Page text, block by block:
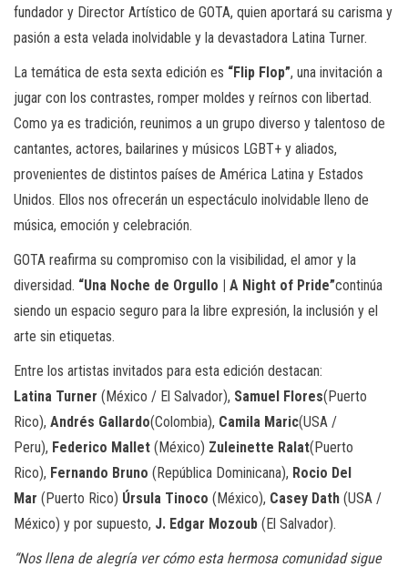
fundador y Director Artístico de GOTA, quien aportará su carisma y
pasión a esta velada inolvidable y la devastadora Latina Turner.
La temática de esta sexta edición es “Flip Flop”, una invitación a
jugar con los contrastes, romper moldes y reírnos con libertad.
Como ya es tradición, reunimos a un grupo diverso y talentoso de
cantantes, actores, bailarines y músicos LGBT+ y aliados,
provenientes de distintos países de América Latina y Estados
Unidos. Ellos nos ofrecerán un espectáculo inolvidable lleno de
música, emoción y celebración.
GOTA reafirma su compromiso con la visibilidad, el amor y la
diversidad. “Una Noche de Orgullo | A Night of Pride”continúa
siendo un espacio seguro para la libre expresión, la inclusión y el
arte sin etiquetas.
Entre los artistas invitados para esta edición destacan:
Latina Turner (México / El Salvador), Samuel Flores(Puerto
Rico), Andrés Gallardo(Colombia), Camila Maric(USA /
Peru), Federico Mallet (México) Zuleinette Ralat(Puerto
Rico), Fernando Bruno (República Dominicana), Rocio Del
Mar (Puerto Rico) Úrsula Tinoco (México), Casey Dath (USA /
México) y por supuesto, J. Edgar Mozoub (El Salvador).
“Nos llena de alegría ver cómo esta hermosa comunidad sigue